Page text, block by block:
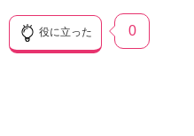
役に立った 0